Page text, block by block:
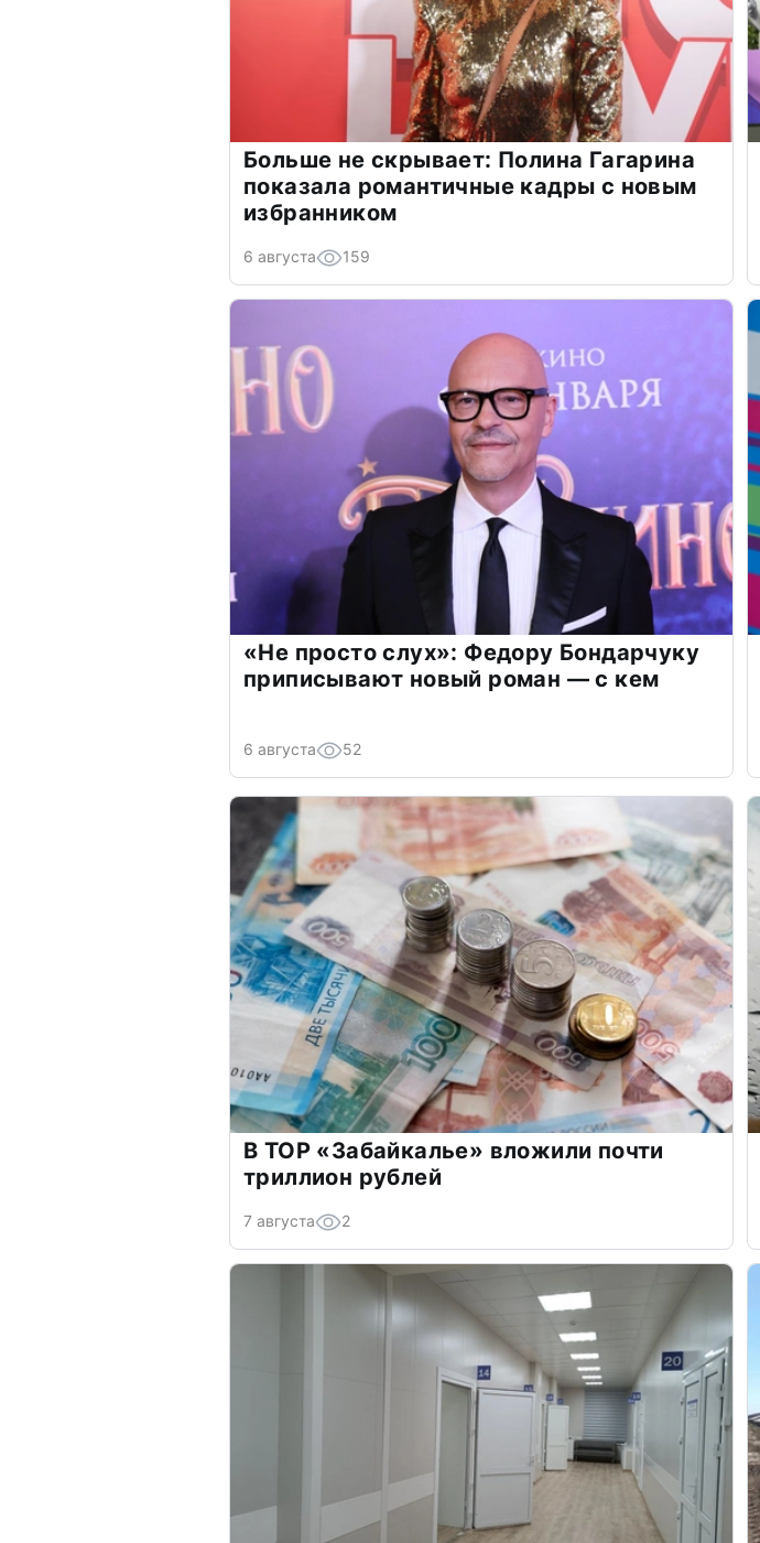
Больше не скрывает: Полина Гагарина
показала романтичные кадры с новым
избранником
6 августа 159
«Не просто слух»: Федору Бондарчуку
приписывают новый роман — с кем
6 августа 52
В ТОР «Забайкалье» вложили почти
триллион рублей
7 августа 2